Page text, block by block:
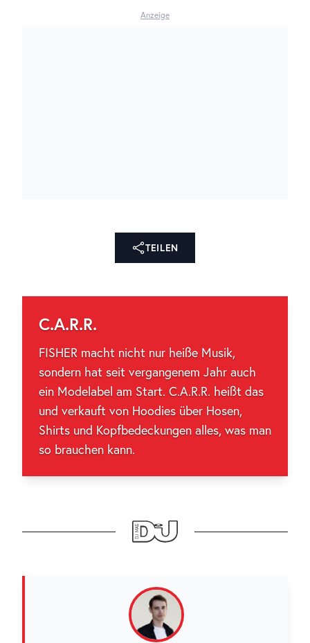
Anzeige
TEILEN
C.A.R.R.
FISHER macht nicht nur heiße Musik,
sondern hat seit vergangenem Jahr auch
ein Modelabel am Start. C.A.R.R. heißt das
und verkauft von Hoodies über Hosen,
Shirts und Kopfbedeckungen alles, was man
so brauchen kann.